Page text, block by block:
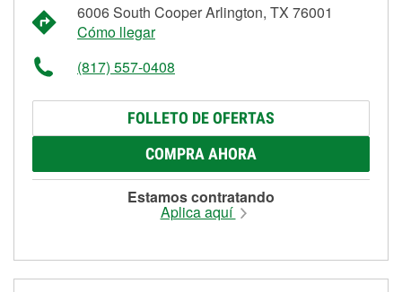
6006 South Cooper Arlington, TX 76001
Cómo llegar
(817) 557-0408
FOLLETO DE OFERTAS
COMPRA AHORA
Estamos contratando
Aplica aquí